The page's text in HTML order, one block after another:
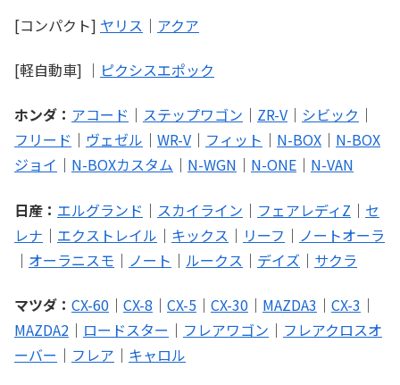
[コンパクト] ヤリス ｜ アクア
[軽自動車] ｜ ピクシスエポック
ホンダ： アコード ｜ ステップワゴン ｜ ZR-V ｜ シビック ｜
フリード ｜ ヴェゼル ｜ WR-V ｜ フィット ｜ N-BOX ｜ N-BOX
ジョイ ｜ N-BOXカスタム ｜ N-WGN ｜ N-ONE ｜ N-VAN
日産： エルグランド ｜ スカイライン ｜ フェアレディZ ｜ セ
レナ ｜ エクストレイル ｜ キックス ｜ リーフ ｜ ノートオーラ
｜ オーラニスモ ｜ ノート ｜ ルークス ｜ デイズ ｜ サクラ
マツダ： CX-60 ｜ CX-8 ｜ CX-5 ｜ CX-30 ｜ MAZDA3 ｜ CX-3 ｜
MAZDA2 ｜ ロードスター ｜ フレアワゴン ｜ フレアクロスオ
ーバー ｜ フレア ｜ キャロル